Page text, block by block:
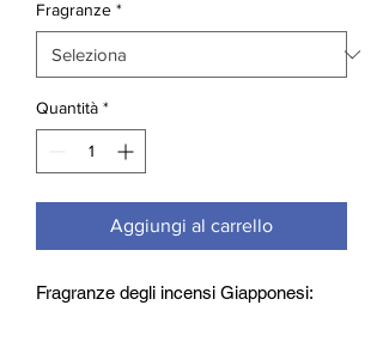
Fragranze *
Quantità *
Aggiungi al carrello
Fragranze degli incensi Giapponesi: